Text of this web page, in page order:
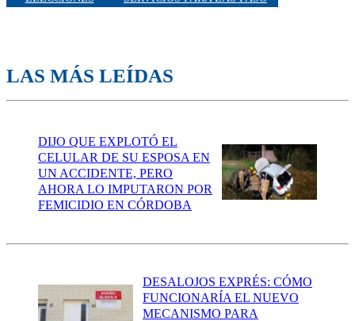
LAS MÁS LEÍDAS
DIJO QUE EXPLOTÓ EL
CELULAR DE SU ESPOSA EN
UN ACCIDENTE, PERO
AHORA LO IMPUTARON POR
FEMICIDIO EN CÓRDOBA
DESALOJOS EXPRÉS: CÓMO
FUNCIONARÍA EL NUEVO
MECANISMO PARA